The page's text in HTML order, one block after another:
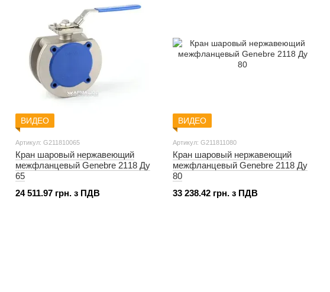
ВИДЕО
Артикул: G211810065
Кран шаровый нержавеющий
межфланцевый Genebre 2118 Ду
65
24 511.97 грн. з ПДВ
ВИДЕО
Артикул: G211811080
Кран шаровый нержавеющий
межфланцевый Genebre 2118 Ду
80
33 238.42 грн. з ПДВ